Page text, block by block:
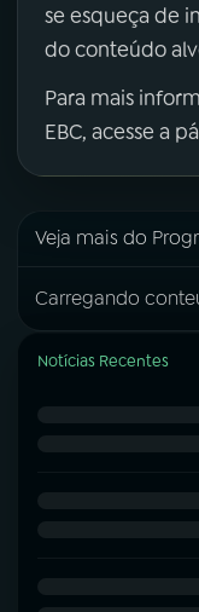
se esqueça de
do conteúdo
Para mais
EBC, acesse a
Veja mais do
Carregando
Notícias Recentes